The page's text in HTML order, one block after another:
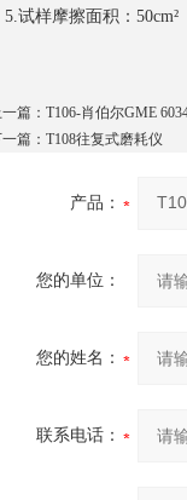
试样摩擦面积：50cm²
篇： T106-肖伯尔GME
篇： T108往复式磨耗仪
产品：
您的单位：
您的姓名：
联系电话：